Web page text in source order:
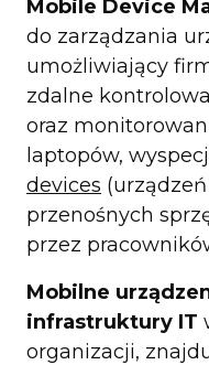
Mobile Device
do zarządzania
umożliwiający
zdalne
oraz
laptopów,
devices
przenośnych
przez
Mobilne
infrastruktury IT
organizacji,